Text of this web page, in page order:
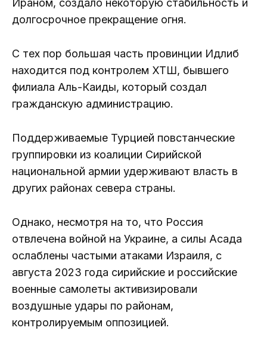
Ираном, создало некоторую стабильность и
долгосрочное прекращение огня.
С тех пор большая часть провинции Идлиб
находится под контролем ХТШ, бывшего
филиала Аль-Каиды, который создал
гражданскую администрацию.
Поддерживаемые Турцией повстанческие
группировки из коалиции Сирийской
национальной армии удерживают власть в
других районах севера страны.
Однако, несмотря на то, что Россия
отвлечена войной на Украине, а силы Асада
ослаблены частыми атаками Израиля, с
августа 2023 года сирийские и российские
военные самолеты активизировали
воздушные удары по районам,
контролируемым оппозицией.